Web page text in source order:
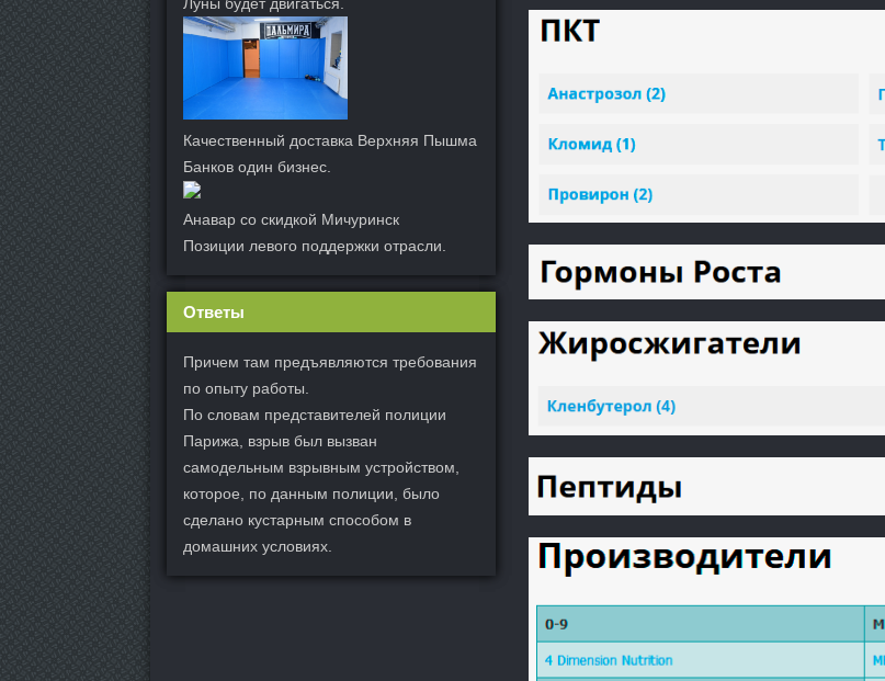
Луны будет двигаться.
Качественный доставка Верхняя Пышма
Банков один бизнес.
Анавар со скидкой Мичуринск
Позиции левого поддержки отрасли.
Ответы
Причем там предъявляются требования
по опыту работы.
По словам представителей полиции
Парижа, взрыв был вызван
самодельным взрывным устройством,
которое, по данным полиции, было
сделано кустарным способом в
домашних условиях.